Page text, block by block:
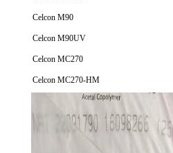
Celcon M90
Celcon M90UV
Celcon MC270
Celcon MC270-HM